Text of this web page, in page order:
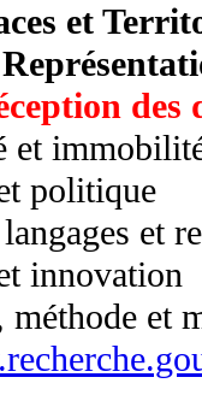
et
des
et
politique
et
innovation
méthode et